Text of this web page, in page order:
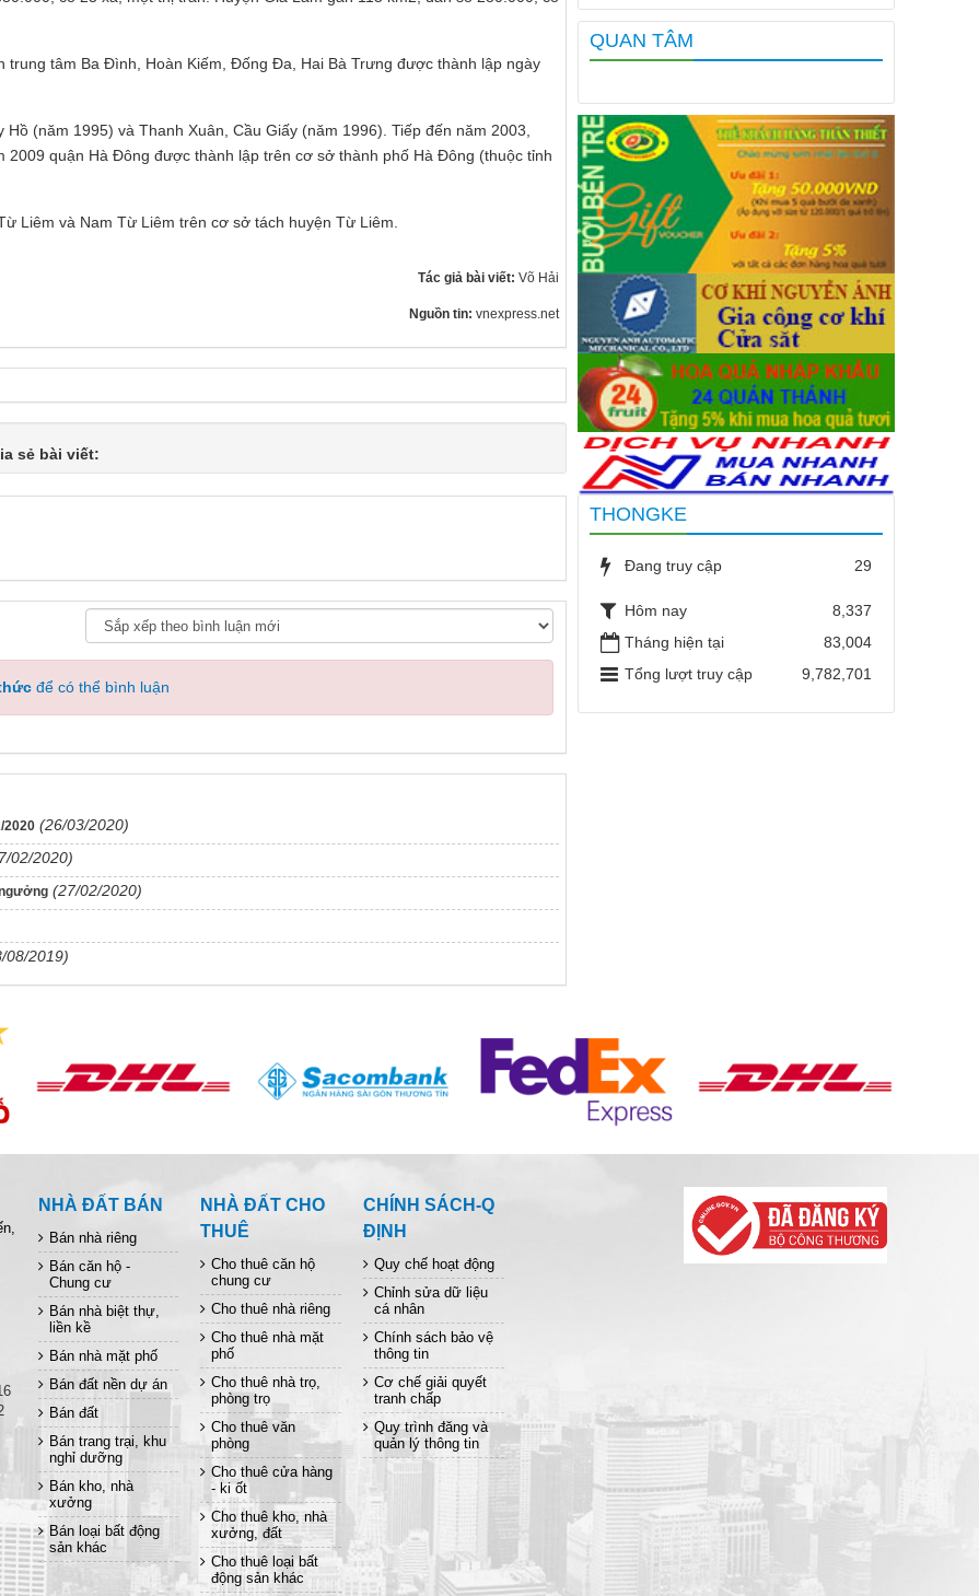
trung tâm Ba Đình, Hoàn Kiếm, Đống Đa, Hai Bà Trưng được thành lập ngày
(năm 1995) và Thanh Xuân, Cầu Giấy (năm 1996). Tiếp đến năm 2003,
2009 quận Hà Đông được thành lập trên cơ sở thành phố Hà Đông (thuộc tỉnh
Liêm và Nam Từ Liêm trên cơ sở tách huyện Từ Liêm.
Tác giả bài viết: Võ Hải
Nguồn tin: vnexpress.net
sẻ bài viết:
để có thể bình luận
2020 (26/03/2020)
02/2020)
(27/02/2020)
08/2019)
QUAN TÂM
THONGKE
Đang truy cập 29
Hôm nay
8,337
Tháng hiện tại
83,004
Tổng lượt truy cập
9,782,701
NHÀ ĐẤT BÁN
Bán nhà riêng
Bán căn hộ -
Chung cư
Bán nhà biệt thự,
liền kề
Bán nhà mặt phố
Bán đất nền dự án
Bán đất
Bán trang trại, khu
nghỉ dưỡng
Bán kho, nhà
xưởng
Bán loại bất động
sản khác
NHÀ ĐẤT CHO
THUÊ
Cho thuê căn hộ
chung cư
Cho thuê nhà riêng
Cho thuê nhà mặt
phố
Cho thuê nhà trọ,
phòng trọ
Cho thuê văn
phòng
Cho thuê cửa hàng
- ki ốt
Cho thuê kho, nhà
xưởng, đất
Cho thuê loại bất
động sản khác
CHÍNH SÁCH-Q
ĐỊNH
Quy chế hoạt động
Chỉnh sửa dữ liệu
cá nhân
Chính sách bảo vệ
thông tin
Cơ chế giải quyết
tranh chấp
Quy trình đăng và
quản lý thông tin